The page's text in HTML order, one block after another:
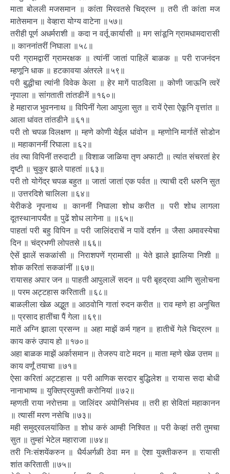
माता बोलली मजसमान ॥ कांता मिरवतसे चिद्रत्न ॥ तरी ती कांता मज
मातेसमान ॥ वेव्हारा योग्य वाटेना ॥५७॥
तरीही पूर्ण अधर्मराशी ॥ कदा न वर्तू कार्यासी ॥ मग सांडूनि ग्रामधामदारासी
॥ काननांतरीं निघाला ॥५८॥
परी ग्रामद्वारीं ग्रामरक्षक ॥ त्यांनीं जातां पाहिलें बाळक ॥ परी राजनंदन
म्हणूनि धाक ॥ हटकावया अंतरले ॥५९॥
परी बुद्धीचा त्यांनी विवेक केला ॥ हेर मागें पाठविला ॥ कोणी जाऊनि त्वरें
नृपाला ॥ सांगताती तांतडीनें ॥१६०॥
हे महाराज भुवननाथ ॥ विपिनीं गेला आपुला सुत ॥ रायें ऐसा ऐकूनि वृत्तांत ॥
आला धांवत तांतडीने ॥६१॥
परी तो चपळ विलक्षण ॥ म्हणे कोणी येईल धांवोन ॥ म्हणोनि मार्गातें सोडोन
॥ महाकाननीं रिघाला ॥६२॥
तंव त्या विपिनीं तरुदाटी ॥ विशाळ जाळिया तृण अफाटी ॥ त्यांत संचरतां हेर
दृष्टी ॥ चुकुर झाले पाहतां ॥६३॥
परी तो योगेंद्र चपळ बहुत ॥ जातां जातां एक पर्वत ॥ त्याची दरी धरुनि सुत
॥ उत्तरदिशे चालिला ॥६४॥
येरीकडे नृपनाथ ॥ काननीं निघाला शोध करीत ॥ परी शोध लागला
दूतस्थानापर्यंत ॥ पुढें शोध लागेना ॥ ॥६५॥
पाहतां परी बहु विपिन ॥ परी जालिंदराचें न पावें दर्शन ॥ जैसा अमावस्येचा
दिन ॥ चंद्रभणी लोपतसे ॥६६॥
ऐसें झालें सकळांसी ॥ निराशपणें ग्रामासी ॥ येते झाले झालिया निशी ॥
शोक करितां सकळांनीं ॥६७॥
रायासह अपार जन ॥ पाहती आपुलालें सदन ॥ परी बृहद्रवा आणि सुलोचना
॥ परम अट्टहास करिताती ॥६८॥
बाळलीला खेळ अद्भुत ॥ आठवोनि गातां रुदन करीत ॥ राव म्हणे हा अनुचित
॥ प्रसाद हातींचा पैं गेला ॥६९॥
मातें अग्नि झाला प्रसन्न ॥ अहा माझें कर्म गहन ॥ हातीचें गेले चिद्रत्न ॥
काय करुं उपाय हो ॥१७०॥
अहा बाळक माझें अर्कासमान ॥ तेजरुप वाटे मदन ॥ माता म्हणे खेळ उत्तम ॥
काय वर्णूं तयाचा ॥७१॥
ऐसा करितां अट्टहास ॥ परी आणिक सरदार बुद्धिलेश ॥ रायास सदा बोधी
नानाभाष्य ॥ युक्तिप्रयुक्ती करोनियां ॥७२॥
म्हणती राया नरोत्तमा ॥ जालिंदर अयोनिसंभव ॥ तरी हा सेवितां महाकानन
॥ त्यासीं मरण नसेचि ॥७३॥
मही समुद्रवलयांकित ॥ शोध करुं आम्ही निश्वित ॥ परी केव्हां तरी तुमचा
सुत ॥ तुम्हां भेटेल महाराजा ॥७४॥
तरी निःसंशयेंकरुन ॥ धैर्यअर्गळी ठेवा मन ॥ ऐशा युक्तीकरुन ॥ रायासी
शांत करिताती ॥७५॥